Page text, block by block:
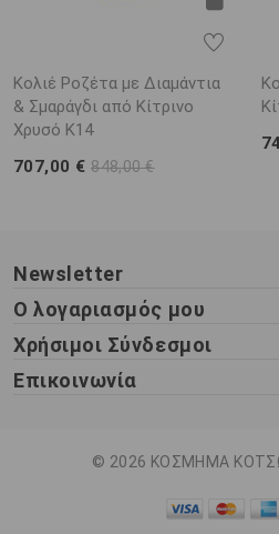
Κολιέ Ροζέτα με Διαμάντια
& Σμαράγδι από Κίτρινο
Χρυσό K14
707,00 €848,00 €
Newsletter
Ο λογαριασμός μου
Χρήσιμοι Σύνδεσμοι
Επικοινωνία
© 2026 ΚΟΣΜΗΜΑ